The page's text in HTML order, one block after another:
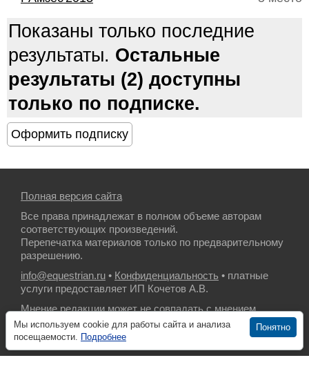
Показаны только последние
результаты. Остальные
результаты (2) доступны
только по подписке.
Полная версия сайта
Все права принадлежат в полном объеме авторам
соответствующих произведений.
Перепечатка материалов только по предварительному
разрешению.
info@equestrian.ru • Конфиденциальность • платные
услуги предоставляет ИП Кочетов А.В.
Мнение редакции может не совпадать с мнением
авторов.
Понятно
Мы используем cookie для работы сайта и анализа
посещаемости. Подробнее